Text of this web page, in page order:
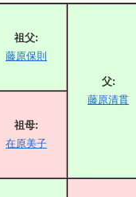
祖父:
藤原保則
父:
藤原清貫
祖母:
在原美子